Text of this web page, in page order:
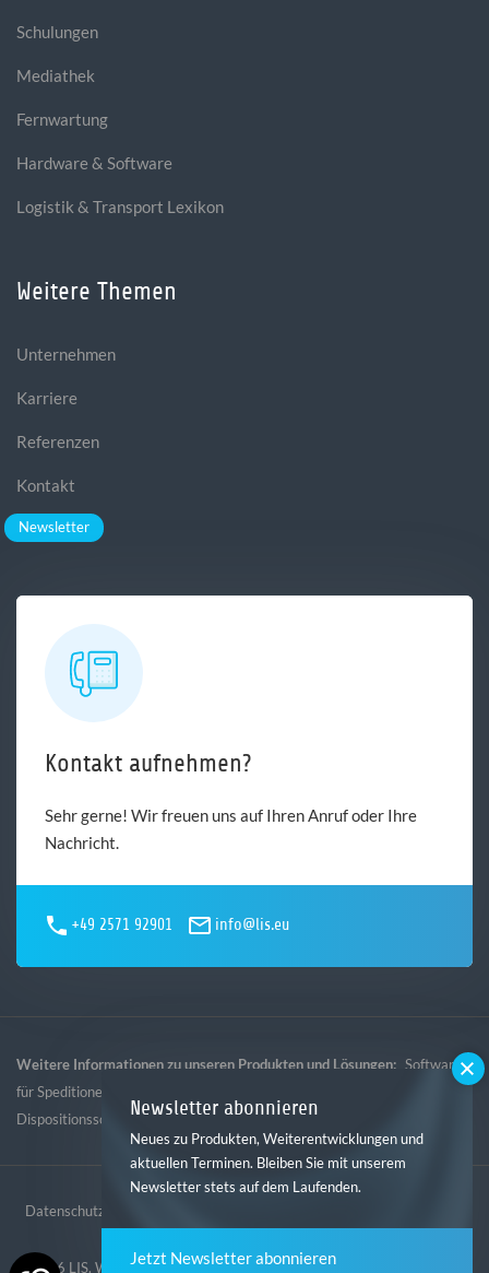
Schulungen
Mediathek
Fernwartung
Hardware & Software
Logistik & Transport Lexikon
Weitere Themen
Unternehmen
Karriere
Referenzen
Kontakt
Newsletter
Kontakt aufnehmen?
Sehr gerne! Wir freuen uns auf Ihren Anruf oder Ihre
Nachricht.
+49 2571 92901 info@lis.eu
Weitere Informationen zu unseren Produkten und Lösungen: Software
für Speditionen
Dispositionssoftware
© 2026 LIS. Website erstellt von der Digitalagentur mindtwo
Datenschutz
Newsletter abonnieren
Neues zu Produkten, Weiterentwicklungen und
aktuellen Terminen. Bleiben Sie mit unserem
Newsletter stets auf dem Laufenden.
Jetzt Newsletter abonnieren